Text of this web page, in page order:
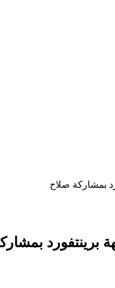
بمشاركة صلاح
برينتفورد